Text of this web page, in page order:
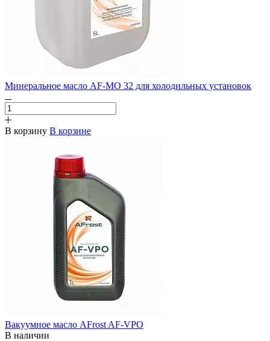
Минеральное масло AF-MO 32 для холодильных установок
В корзину В корзине
Вакуумное масло AFrost AF-VPO
В наличии